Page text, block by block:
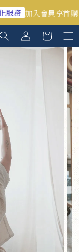
加入會員享首購禮